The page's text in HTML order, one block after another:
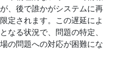
、後で誰かがシステムに再
定されます。この遅延によ
なる状況で、問題の特定、
の問題への対応が困難にな